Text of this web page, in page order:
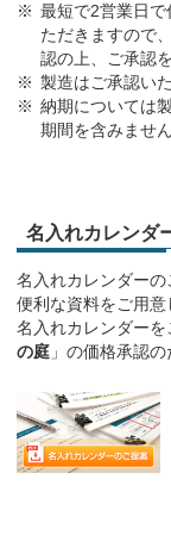
最短で2営業日
ただきますので
認の上、ご承認
製造はご承認い
納期については
期間を含みませ
名入れカレンダ
名入れカレンダー
便利な資料をご用意
名入れカレンダー
の庭 」の価格承認